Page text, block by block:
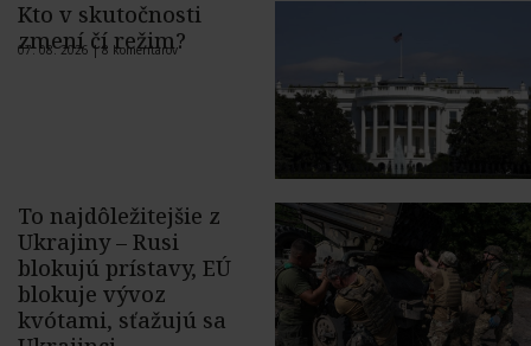
Kto v skutočnosti
zmení čí režim?
07. 08. 2026 |8 komentárov
To najdôležitejšie z
Ukrajiny – Rusi
blokujú prístavy, EÚ
blokuje vývoz
kvótami, sťažujú sa